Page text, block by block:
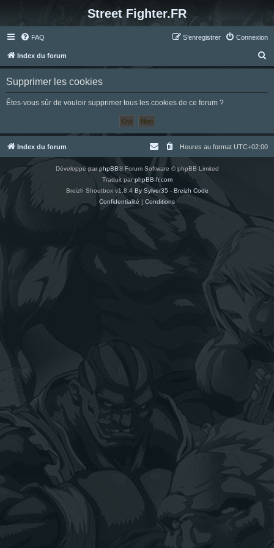
Street Fighter.FR
FAQ Connexion
S’enregistrer
Index du forum
e
h
Supprimer les cookies
Êtes-vous sûr de vouloir supprimer tous les cookies de ce forum ?
Index du forum Heures au format UTC+02:00
Développé parphpBB® Forum Software © phpBB Limited
Traduit parphpBB-fr.com
Breizh Shoutbox v1.8.4 By Sylver35 - Breizh Code
Confidentialité | Conditions